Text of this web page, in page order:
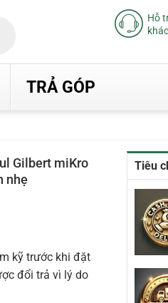
Hỗ
TRẢ GÓP
Tiêu
Gilbert miKro
nhẹ
kỹ trước khi đặt
đổi trả vì lý do